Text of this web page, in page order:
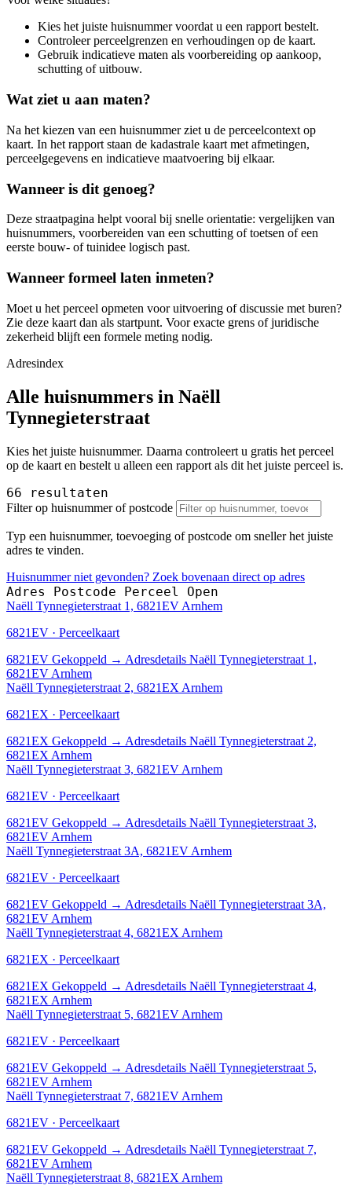
Kies het juiste huisnummer voordat u een rapport bestelt.
Controleer perceelgrenzen en verhoudingen op de kaart.
Gebruik indicatieve maten als voorbereiding op aankoop,
schutting of uitbouw.
Wat ziet u aan maten?
Na het kiezen van een huisnummer ziet u de perceelcontext op
kaart. In het rapport staan de kadastrale kaart met afmetingen,
perceelgegevens en indicatieve maatvoering bij elkaar.
Wanneer is dit genoeg?
Deze straatpagina helpt vooral bij snelle orientatie: vergelijken van
huisnummers, voorbereiden van een schutting of toetsen of een
eerste bouw- of tuinidee logisch past.
Wanneer formeel laten inmeten?
Moet u het perceel opmeten voor uitvoering of discussie met buren?
Zie deze kaart dan als startpunt. Voor exacte grens of juridische
zekerheid blijft een formele meting nodig.
Adresindex
Alle huisnummers in Naëll
Tynnegieterstraat
Kies het juiste huisnummer. Daarna controleert u gratis het perceel
op de kaart en bestelt u alleen een rapport als dit het juiste perceel is.
66 resultaten
Filter op huisnummer of postcode
Typ een huisnummer, toevoeging of postcode om sneller het juiste
adres te vinden.
Huisnummer niet gevonden? Zoek bovenaan direct op adres
Adres Postcode Perceel Open
Naëll Tynnegieterstraat 1, 6821EV Arnhem
6821EV · Perceelkaart
6821EV Gekoppeld → Adresdetails Naëll Tynnegieterstraat 1,
6821EV Arnhem
Naëll Tynnegieterstraat 2, 6821EX Arnhem
6821EX · Perceelkaart
6821EX Gekoppeld → Adresdetails Naëll Tynnegieterstraat 2,
6821EX Arnhem
Naëll Tynnegieterstraat 3, 6821EV Arnhem
6821EV · Perceelkaart
6821EV Gekoppeld → Adresdetails Naëll Tynnegieterstraat 3,
6821EV Arnhem
Naëll Tynnegieterstraat 3A, 6821EV Arnhem
6821EV · Perceelkaart
6821EV Gekoppeld → Adresdetails Naëll Tynnegieterstraat 3A,
6821EV Arnhem
Naëll Tynnegieterstraat 4, 6821EX Arnhem
6821EX · Perceelkaart
6821EX Gekoppeld → Adresdetails Naëll Tynnegieterstraat 4,
6821EX Arnhem
Naëll Tynnegieterstraat 5, 6821EV Arnhem
6821EV · Perceelkaart
6821EV Gekoppeld → Adresdetails Naëll Tynnegieterstraat 5,
6821EV Arnhem
Naëll Tynnegieterstraat 7, 6821EV Arnhem
6821EV · Perceelkaart
6821EV Gekoppeld → Adresdetails Naëll Tynnegieterstraat 7,
6821EV Arnhem
Naëll Tynnegieterstraat 8, 6821EX Arnhem